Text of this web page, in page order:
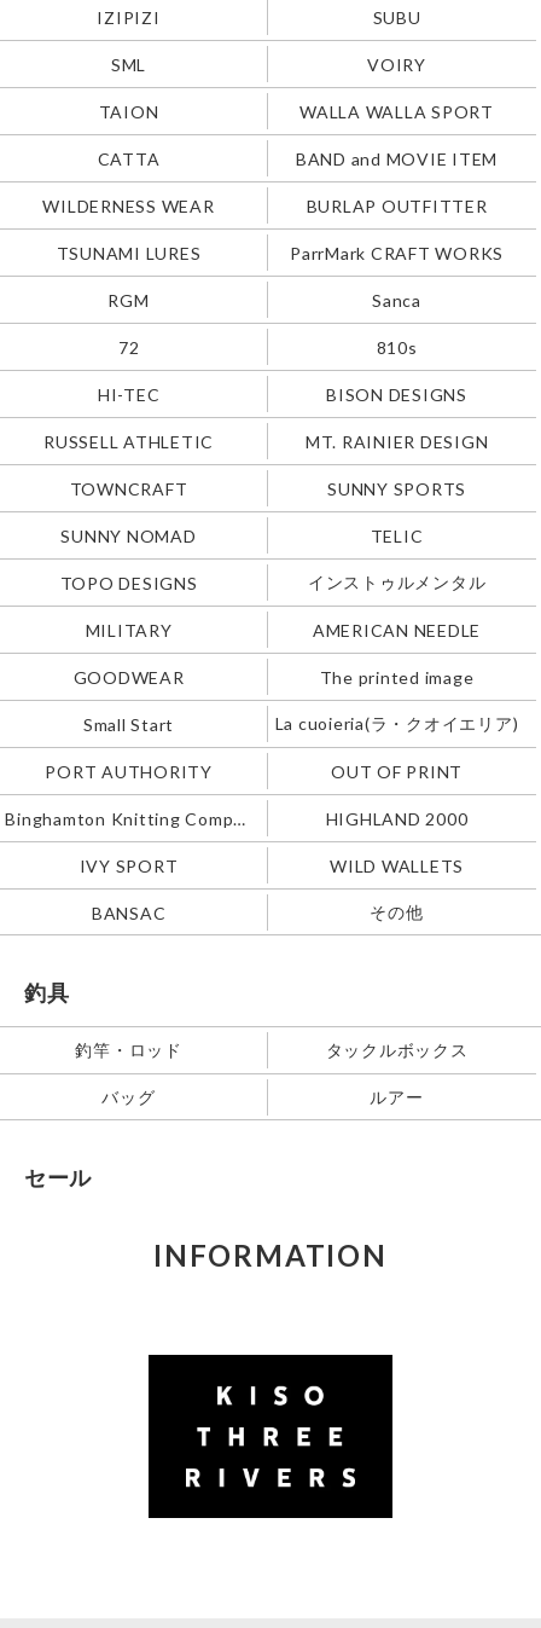
IZIPIZI SUBU
SML VOIRY
TAION WALLA WALLA SPORT
CATTA BAND and MOVIE ITEM
WILDERNESS WEAR BURLAP OUTFITTER
TSUNAMI LURES ParrMark CRAFT WORKS
RGM Sanca
72 810s
HI-TEC BISON DESIGNS
RUSSELL ATHLETIC MT. RAINIER DESIGN
TOWNCRAFT SUNNY SPORTS
SUNNY NOMAD TELIC
TOPO DESIGNS インストゥルメンタル
MILITARY AMERICAN NEEDLE
GOODWEAR The printed image
Small Start La cuoieria(ラ・クオイエリア)
PORT AUTHORITY OUT OF PRINT
Binghamton Knitting Company HIGHLAND 2000
IVY SPORT WILD WALLETS
BANSAC その他
釣具
釣竿・ロッド タックルボックス
バッグ ルアー
セール
INFORMATION